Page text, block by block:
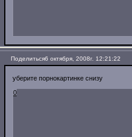
Поделиться6 октября, 2008г. 12:21:22
уберите порнокартинке снизу
0